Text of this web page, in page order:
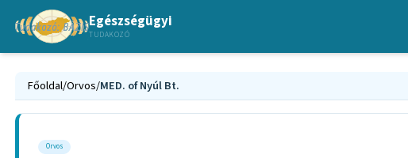
Egészségügyi
TUDAKOZÓ
Főoldal/Orvos/MED. of Nyúl Bt.
Orvos